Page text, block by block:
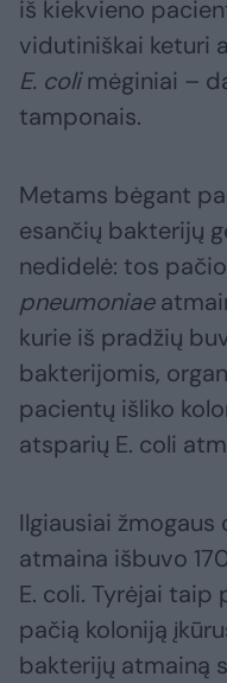
iš kiekvieno
vidutiniškai keturi
E. colimėginiai –
tamponais.
Metams bėgant
esančių bakterijų
nedidelė: tos
pneumoniae
kurie iš pradžių
bakterijomis,
pacientų išliko
atsparių E. coli
Ilgiausiai žmogaus
atmaina išbuvo
E. coli. Tyrėjai
pačią koloniją
bakterijų atmainą